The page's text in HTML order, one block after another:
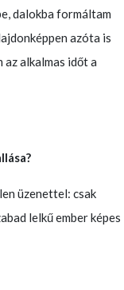
dalokba formáltam
azóta is
alkalmas időt a
üzenettel: csak
lelkű ember képes